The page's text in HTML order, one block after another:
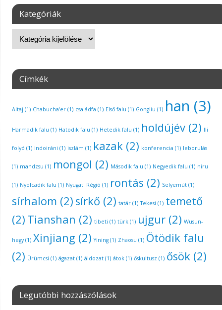
Kategóriák
Címkék
Altaj (1) Chabucha'er(1) családfa (1) Első falu (1) Gongliu (1) han (3)
Harmadik falu (1) Hatodik falu (1) Hetedik falu (1) holdújév(2) Ili
folyó (1) indoiráni (1) iszlám (1) kazak(2) konferencia (1) leborulás
(1) mandzsu (1) mongol (2) Második falu (1) Negyedik falu (1) niru
(1) Nyolcadik falu (1) Nyugati Régió (1) rontás (2) Selyemút(1)
sírhalom (2) sírkő (2) tatár(1) Tekesi (1) temető
(2) Tianshan (2) tibeti (1) türk(1) ujgur(2) Wusun-
hegy(1) Xinjiang (2) Yining(1) Zhaosu (1) Ötödik falu
(2) Ürümcsi (1) ágazat(1) áldozat(1) átok(1) őskultusz (1) ősök(2)
Legutóbbi hozzászólások